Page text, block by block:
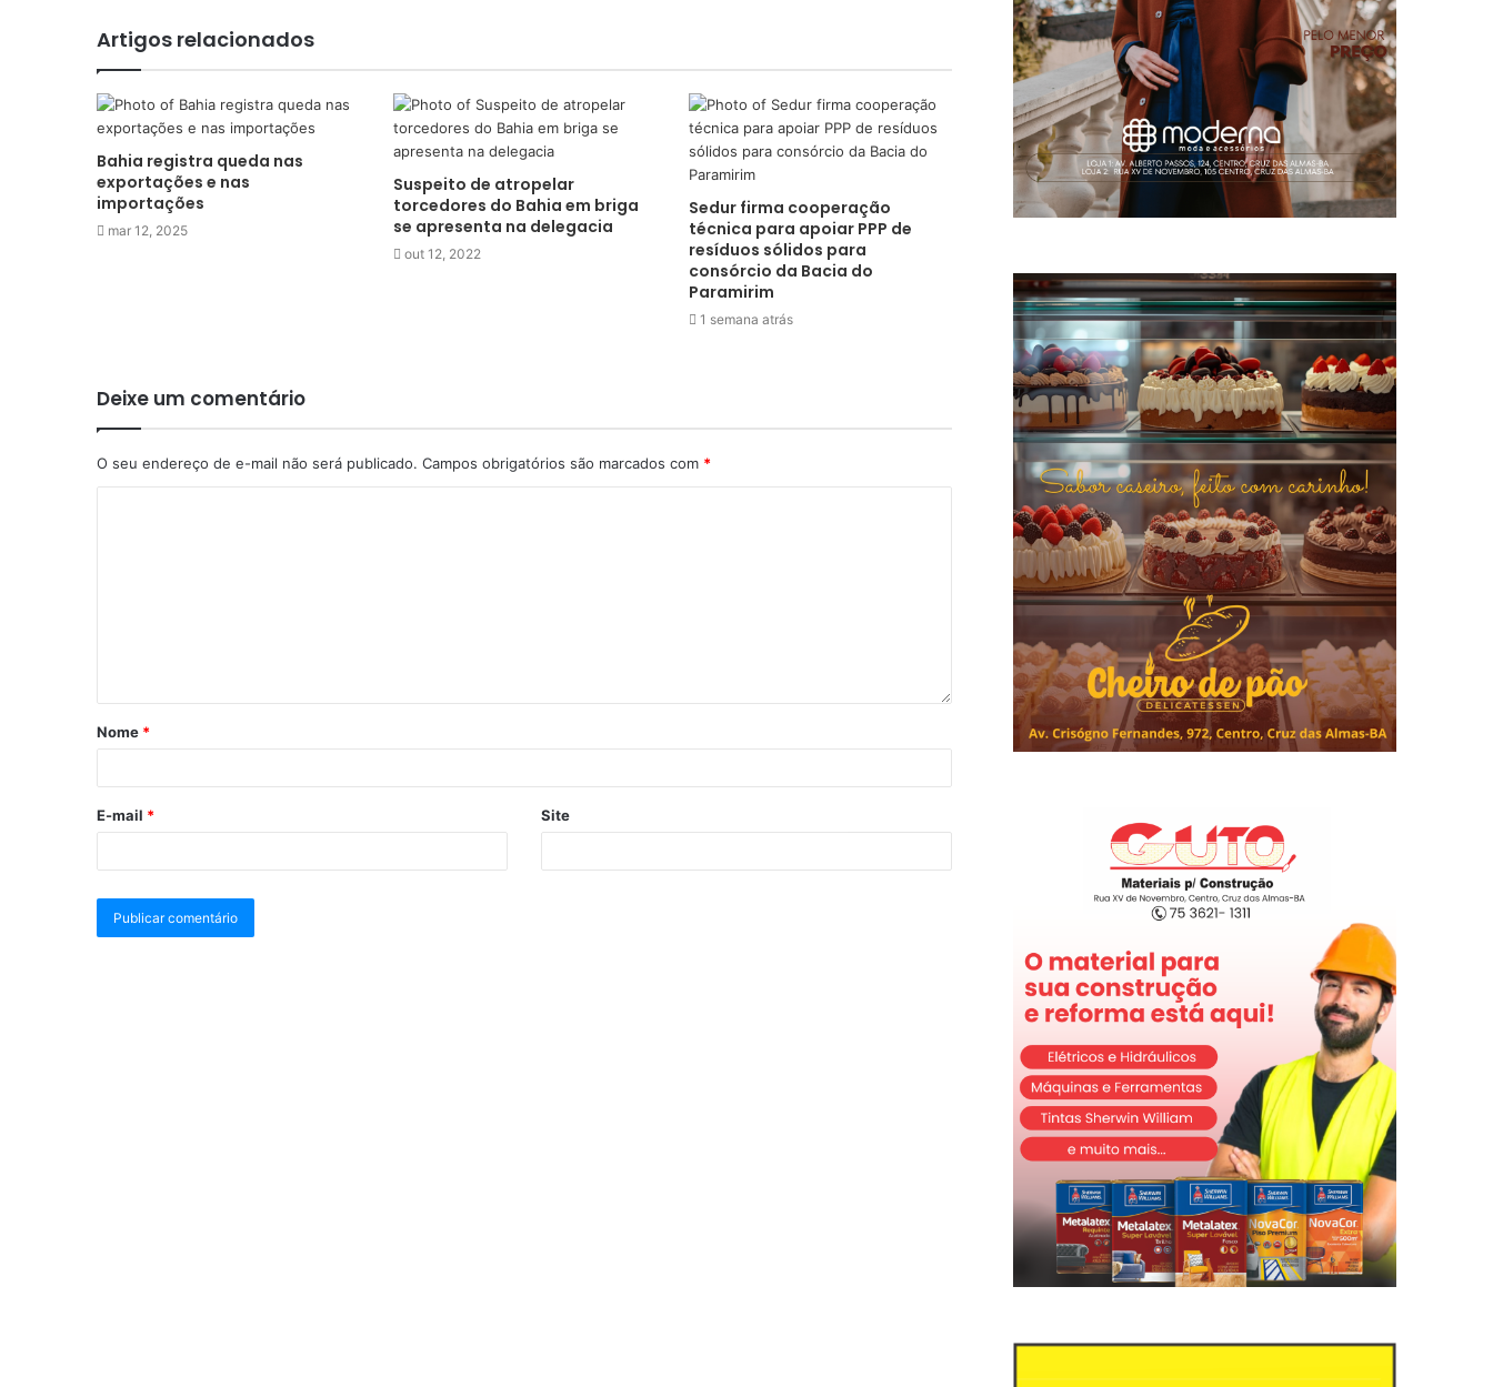
Artigos relacionados
Bahia registra queda nas
exportações e nas
importações
mar 12, 2025
Suspeito de atropelar
torcedores do Bahia em briga
se apresenta na delegacia
out 12, 2022
Sedur firma cooperação
técnica para apoiar PPP de
resíduos sólidos para
consórcio da Bacia do
Paramirim
1 semana atrás
Deixe um comentário
O seu endereço de e-mail não será publicado. Campos obrigatórios são marcados com *
Nome *
E-mail * Site